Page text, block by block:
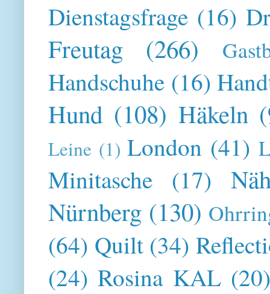
Dienstagsfrage (16)
Freutag (266)
Handschuhe (16)
Hund (108) Häkeln
Leine (1) London (41)
Minitasche (17)
Nürnberg (130)
(64) Quilt (34)
(24) Rosina KAL